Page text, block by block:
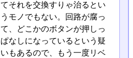
てそれを交換すりゃ治るとい
うモノでもない。回路が腐っ
て、どこかのボタンが押しっ
ぱなしになっているという疑
いもあるので、もう一度リベ